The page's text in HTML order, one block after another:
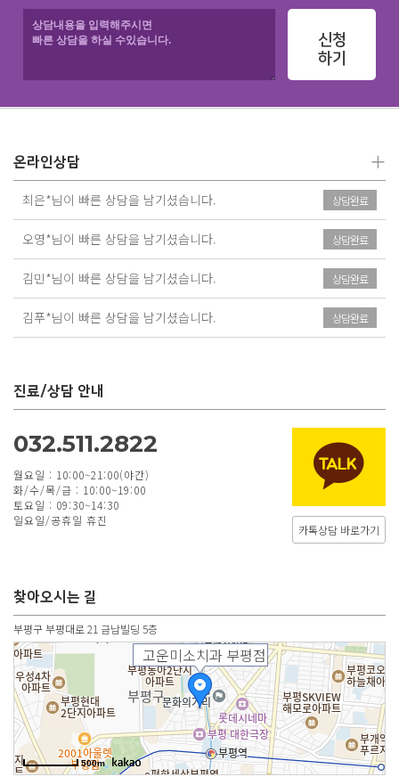
신청
하기
온라인상담 +
최은*님이 빠른 상담을 남기셨습니다. 상담완료
오영*님이 빠른 상담을 남기셨습니다. 상담완료
김민*님이 빠른 상담을 남기셨습니다. 상담완료
김푸*님이 빠른 상담을 남기셨습니다. 상담완료
진료/상담 안내
032.511.2822
월요일 : 10:00~21:00(야간)
화/수/목/금 : 10:00~19:00
토요일 : 09:30~14:30
일요일/공휴일 휴진
카톡상담 바로가기
찾아오시는 길
부평구 부평대로 21 금남빌딩 5층
고운미소치과 부평점
500m